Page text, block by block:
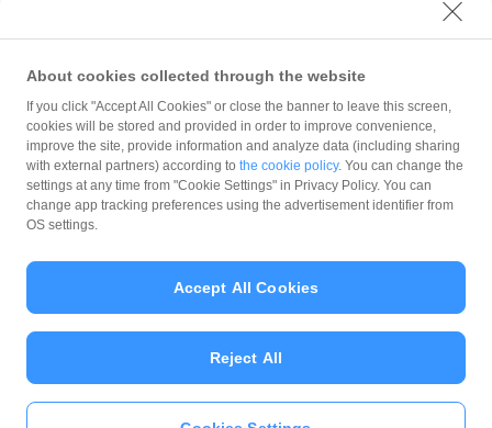
登録情報の確認・変更
規約
ガイドライン
About cookies collected through the website
If you click "Accept All Cookies" or close the banner to leave this screen,
cookies will be stored and provided in order to improve convenience,
improve the site, provide information and analyze data (including sharing
with external partners) according to the cookie policy. You can change the
settings at any time from "Cookie Settings" in Privacy Policy. You can
change app tracking preferences using the advertisement identifier from
OS settings.
Reject All
Accept All Cookies